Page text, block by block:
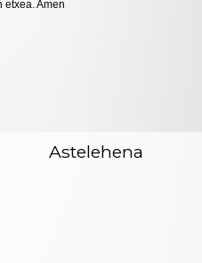
Amen
Astelehena